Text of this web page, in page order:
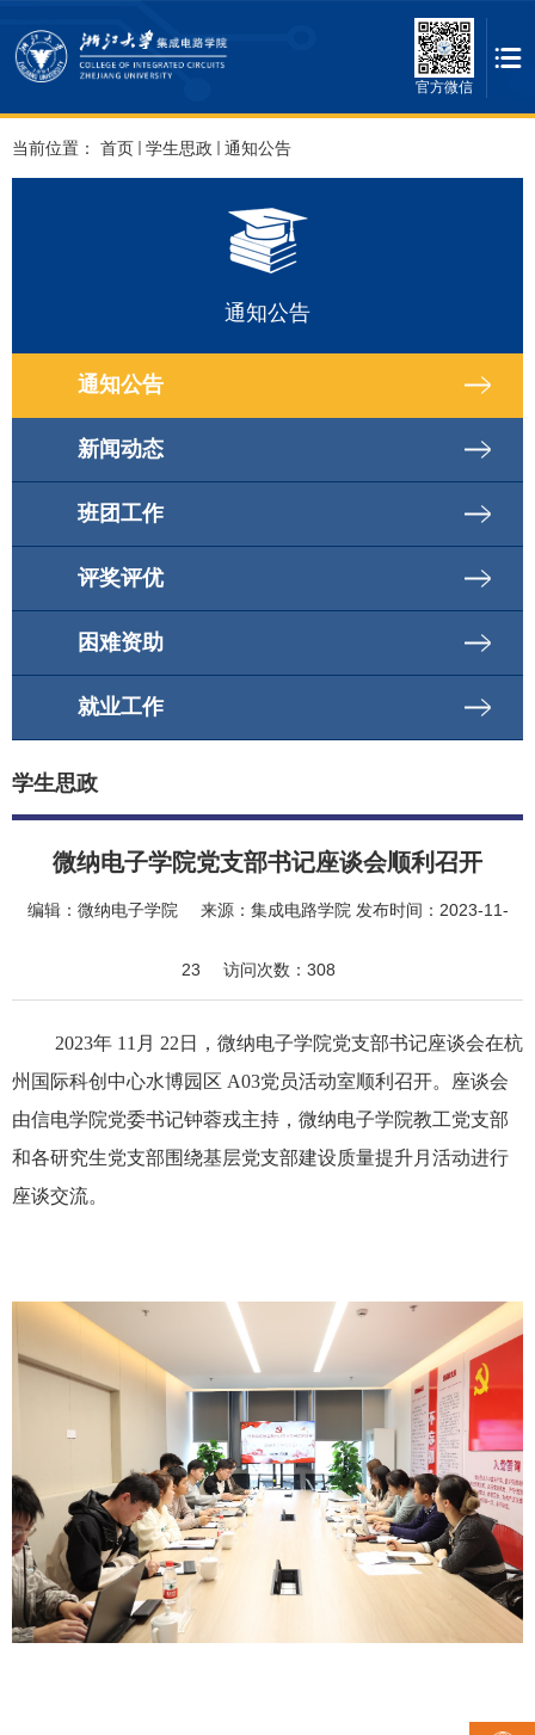
官方微信
当前位置： 首页 学生思政 通知公告
通知公告
通知公告
新闻动态
班团工作
评奖评优
困难资助
就业工作
学生思政
微纳电子学院党支部书记座谈会顺利召开
编辑： 微纳电子学院 来源： 集成电路学院 发布时间： 2023-11-
23 访问次数： 308
2023年 11月 22日，微纳电子学院党支部书记座谈会在杭
州国际科创中心水博园区 A03党员活动室顺利召开。座谈会
由信电学院党委书记钟蓉戎主持，微纳电子学院教工党支部
和各研究生党支部围绕基层党支部建设质量提升月活动进行
座谈交流。